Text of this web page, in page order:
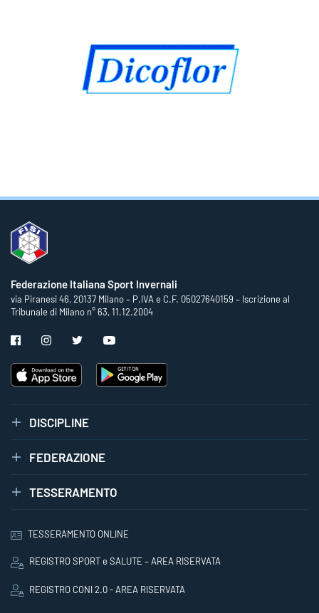
Federazione Italiana Sport Invernali
via Piranesi 46, 20137 Milano – P.IVA e C.F. 05027640159 – Iscrizione al
Tribunale di Milano n° 63, 11.12.2004
DISCIPLINE
FEDERAZIONE
TESSERAMENTO
TESSERAMENTO ONLINE
REGISTRO SPORT e SALUTE – AREA RISERVATA
REGISTRO CONI 2.0 - AREA RISERVATA